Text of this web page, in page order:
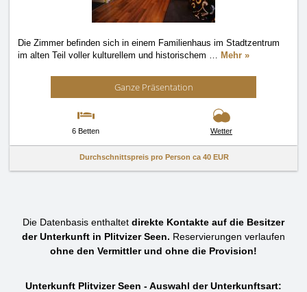
Die Zimmer befinden sich in einem Familienhaus im Stadtzentrum
im alten Teil voller kulturellem und historischem … Mehr »
Ganze Präsentation
6 Betten Wetter
Durchschnittspreis pro Person ca 40 EUR
Die Datenbasis enthaltet direkte Kontakte auf die Besitzer
der Unterkunft in Plitvizer Seen. Reservierungen verlaufen
ohne den Vermittler und ohne die Provision!
Unterkunft Plitvizer Seen - Auswahl der Unterkunftsart: